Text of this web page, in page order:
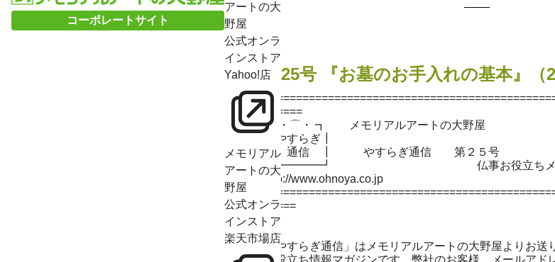
コーポレートサイト
アートの大
野屋
公式オンラ
インストア
Yahoo!店
メモリアル
アートの大
野屋
公式オンラ
インストア
楽天市場店
第25号 『お墓のお手入れの基本』（
======
┏ ・⌒・ ┓ メモリアルアートの大野屋
┃やすらぎ┃
┃ 通信 ┃ やすらぎ通信 第２５号
┗━━━━┛ 仏事お役立ちメール
http://www.ohnoya.co.jp
=====
「やすらぎ通信」はメモリアルアートの大野屋よりお送
お役立ち情報マガジンです。弊社のお客様、メールアド